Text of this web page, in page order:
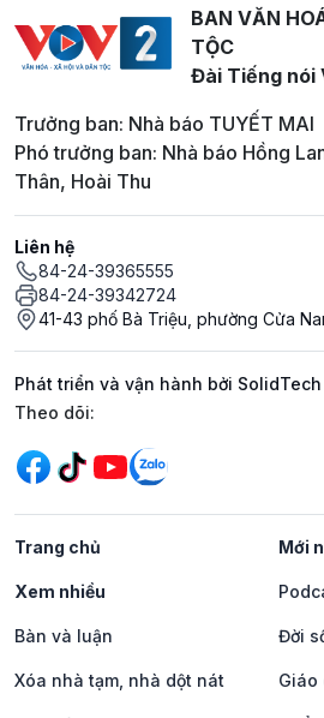
BAN VĂN
TỘC
Đài Tiếng nói
Trưởng ban: Nhà báo TUYẾT MAI
Phó trưởng ban: Nhà báo Hồng
Thân, Hoài Thu
Liên hệ
84-24-39365555
84-24-39342724
41-43 phố Bà Triệu, phường Cửa
Phát triển và vận hành bởi SolidTech
Mạng xã hội
Theo dõi:
Trang chủ Mới
Xem nhiều
Bàn và luận Đời
Xóa nhà tạm, nhà dột nát Giáo